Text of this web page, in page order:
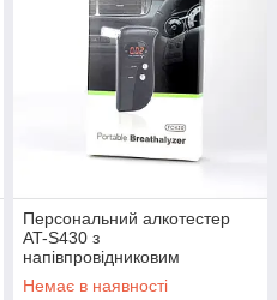
Персональний алкотестер
AT-S430 з
напівпровідниковим
датчиком, світлодіодним
дисплеєм, мундштуками
Немає в наявності